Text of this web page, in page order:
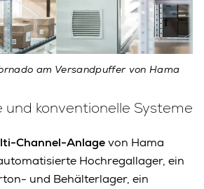
am Versandpuffer von Hama
konventionelle Systeme
Channel-Anlagevon Hama
Hochregallager, ein
und Behälterlager, ein